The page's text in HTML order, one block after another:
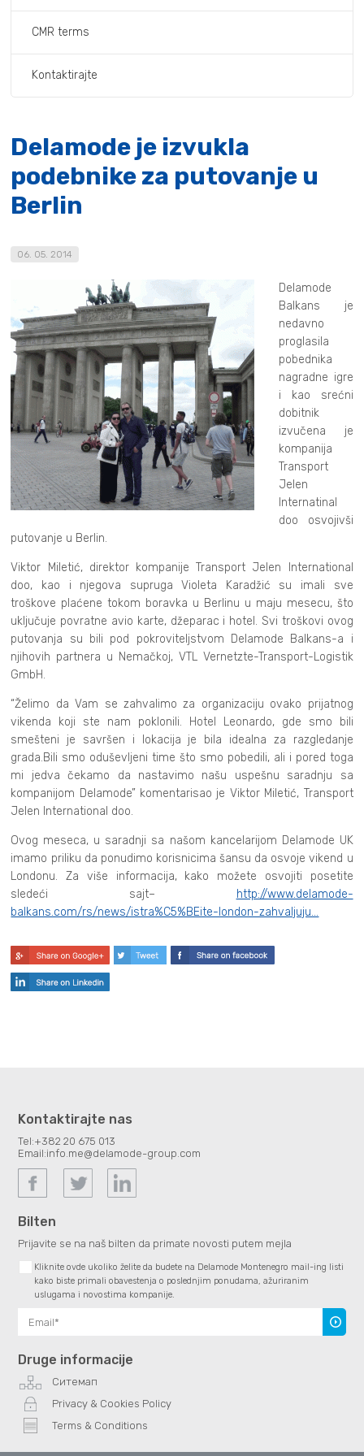
CMR terms
Kontaktirajte
Delamode je izvukla
podebnike za putovanje u
Berlin
06. 05. 2014
Delamode
Balkans je
nedavno
proglasila
pobednika
nagradne igre
i kao srećni
dobitnik
izvučena je
kompanija
Transport
Jelen
Internatinal
doo osvojivši
putovanje u Berlin.
Viktor Miletić, direktor kompanije Transport Jelen International
doo, kao i njegova supruga Violeta Karadžić su imali sve
troškove plaćene tokom boravka u Berlinu u maju mesecu, što
uključuje povratne avio karte, džeparac i hotel. Svi troškovi ovog
putovanja su bili pod pokroviteljstvom Delamode Balkans-a i
njihovih partnera u Nemačkoj, VTL Vernetzte-Transport-Logistik
GmbH.
“Želimo da Vam se zahvalimo za organizaciju ovako prijatnog
vikenda koji ste nam poklonili. Hotel Leonardo, gde smo bili
smešteni je savršen i lokacija je bila idealna za razgledanje
grada.Bili smo oduševljeni time što smo pobedili, ali i pored toga
mi jedva čekamo da nastavimo našu uspešnu saradnju sa
kompanijom Delamode” komentarisao je Viktor Miletić, Transport
Jelen International doo.
Ovog meseca, u saradnji sa našom kancelarijom Delamode UK
imamo priliku da ponudimo korisnicima šansu da osvoje vikend u
Londonu. Za više informacija, kako možete osvojiti posetite
sledeći sajt– http://www.delamode-
balkans.com/rs/news/istra%C5%BEite-london-zahvaljuju…
Kontaktirajte nas
Tel:+382 20 675 013
Email:info.me@delamode-group.com
Bilten
Prijavite se na naš bilten da primate novosti putem mejla
Kliknite ovde ukoliko želite da budete na Delamode Montenegro mail-ing listi
kako biste primali obavestenja o poslednjim ponudama, ažuriranim
uslugama i novostima kompanije.
Druge informacije
Ситемап
Privacy & Cookies Policy
Terms & Conditions